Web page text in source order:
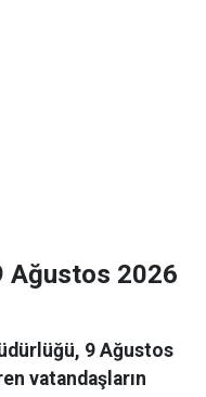
Ağustos 2026
9 Ağustos
vatandaşların